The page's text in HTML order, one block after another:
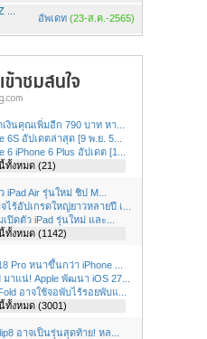
...
อัพเดท (23-ส.ค.-2565)
งินคุณเพิ่มอีก 790 บาท หา...
6S อัปเดตล่าสุด [9 พ.ย. 5...
6 iPhone 6 Plus อัปเดต [1...
ทั้งหมด (21)
iPad Air รุ่นใหม่ ชิป M...
ไร้อัปเกรดใหญ่ยาวหลายปี เ...
เปิดตัว iPad รุ่นใหม่ และ...
ทั้งหมด (1142)
Pro หนาขึ้นกว่า iPhone ...
มาแน่! Apple พัฒนา iOS 27...
อาจใช้จอพับไร้รอยพับแ...
ทั้งหมด (3001)
อาจเป็นรุ่นสุดท้าย! หล...